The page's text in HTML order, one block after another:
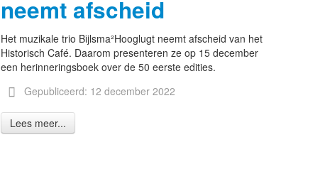
neemt afscheid
Het muzikale trio Bijlsma²Hooglugt neemt afscheid van het
Historisch Café. Daarom presenteren ze op 15 december
een herinneringsboek over de 50 eerste edities.
Gepubliceerd: 12 december 2022
Lees meer...